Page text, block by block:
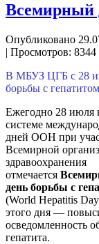
Всемирный
Опубликовано
| Просмотров: 8344
В МБУЗ ЦГБ с 28
борьбы с
Ежегодно 28 июля
системе
дней ООН при
Всемирной
здравоохранения
отмечается
день борьбы с
(World Hepatitis
этого дня —
осведомленность
гепатита.